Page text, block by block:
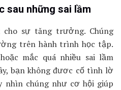
sau những sai lầm
sự tăng trưởng. Chúng
trên hành trình học tập.
mắc quá nhiều sai lầm
bạn không đươc cố tình lờ
nhìn chúng như cơ hội giúp